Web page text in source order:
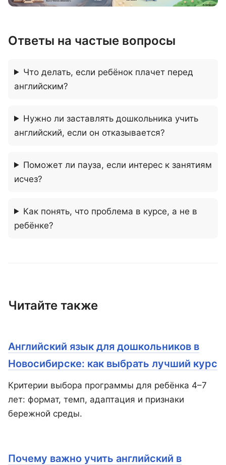
Ответы на частые вопросы
Что делать, если ребёнок плачет перед
английским?
Нужно ли заставлять дошкольника учить
английский, если он отказывается?
Поможет ли пауза, если интерес к занятиям
исчез?
Как понять, что проблема в курсе, а не в
ребёнке?
Читайте также
Английский язык для дошкольников в
Новосибирске: как выбрать лучший курс
Критерии выбора программы для ребёнка 4–7
лет: формат, темп, адаптация и признаки
бережной среды.
Почему важно учить английский в